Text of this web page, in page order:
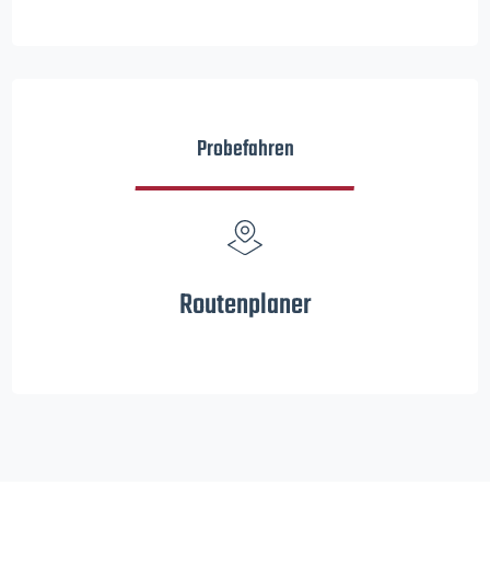
Probefahren
Routenplaner